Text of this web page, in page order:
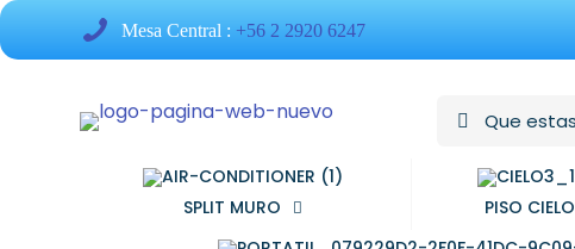
Mesa Central : +56 2 2920 6247
SPLIT MURO PISO CIELO